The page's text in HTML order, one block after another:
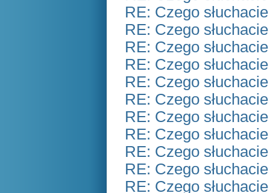
RE: Czego
RE: Czego
RE: Czego
RE: Czego
RE: Czego
RE: Czego
RE: Czego
RE: Czego
RE: Czego
RE: Czego
RE: Czego